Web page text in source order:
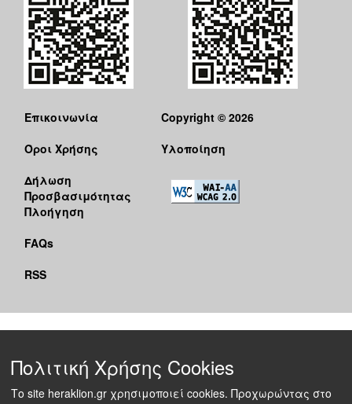
Επικοινωνία
Όροι Χρήσης
Δήλωση
Προσβασιμότητας
Πλοήγηση
FAQs
RSS
Copyright © 2026
Υλοποίηση
Πολιτική Χρήσης Cookies
Το site heraklion.gr χρησιμοποιεί cookies. Προχωρώντας στο